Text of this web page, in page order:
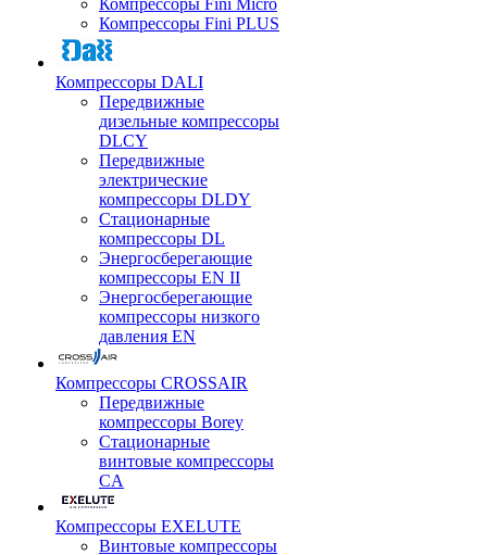
Компрессоры Fini Micro
Компрессоры Fini PLUS
Компрессоры DALI
Передвижные
дизельные компрессоры
DLCY
Передвижные
электрические
компрессоры DLDY
Стационарные
компрессоры DL
Энергосберегающие
компрессоры EN II
Энергосберегающие
компрессоры низкого
давления EN
Компрессоры CROSSAIR
Передвижные
компрессоры Borey
Стационарные
винтовые компрессоры
CA
Компрессоры EXELUTE
Винтовые компрессоры